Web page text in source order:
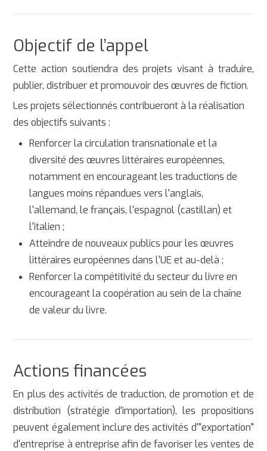
Objectif de l’appel
Cette action soutiendra des projets visant à traduire,
publier, distribuer et promouvoir des œuvres de fiction.
Les projets sélectionnés contribueront à la réalisation
des objectifs suivants :
Renforcer la circulation transnationale et la
diversité des œuvres littéraires européennes,
notamment en encourageant les traductions de
langues moins répandues vers l'anglais,
l'allemand, le français, l'espagnol (castillan) et
l'italien ;
Atteindre de nouveaux publics pour les œuvres
littéraires européennes dans l'UE et au-delà ;
Renforcer la compétitivité du secteur du livre en
encourageant la coopération au sein de la chaîne
de valeur du livre.
Actions financées
En plus des activités de traduction, de promotion et de
distribution (stratégie d'importation), les propositions
peuvent également inclure des activités d'"exportation"
d'entreprise à entreprise afin de favoriser les ventes de